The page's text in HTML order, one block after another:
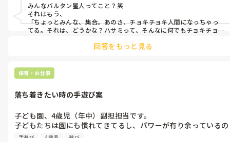
だからこそ、尊重するし理解に努めようとするんです☆
みんなバルタン星人ってこと？笑
それはもう、
「ちょっとみんな、集合。あのさ、チョキチョキ人間になっちゃっ
てる。それは、どうかな？ハサミって、そんなに何でもチョキチョキ
って、話をすることから、ですかね。
それから活動につなげていくってやり方も、あるんじゃないかと。
話し合い。
4歳児なりに考えますよ。
画用紙に切りやすい形を描いて印刷してさ、その切ったやつを切り
回答をもっと見る
保育・お仕事
落ち着きたい時の手遊び案
子ども園、4歳児（年中）副担担当です。
子どもたちは園にも慣れてきてるし、パワーが有り余っているの
か、すぐにテンションが上がって、動きや声が大きくなります。
手遊び 4歳児 遊び